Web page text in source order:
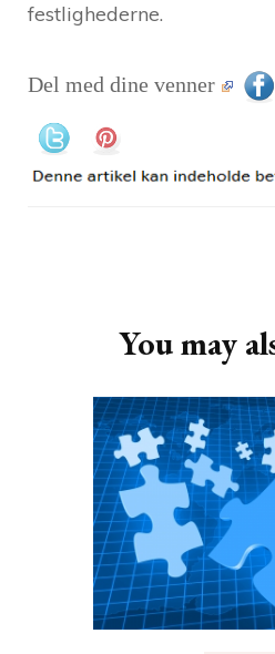
festlighederne.
Del med dine venner
You may